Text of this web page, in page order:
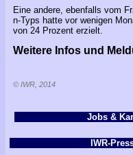
Eine andere, ebenfalls vom
n-Typs hatte vor wenigen
von 24 Prozent erzielt.
Weitere Infos und
© IWR, 2014
Jobs &
IWR-